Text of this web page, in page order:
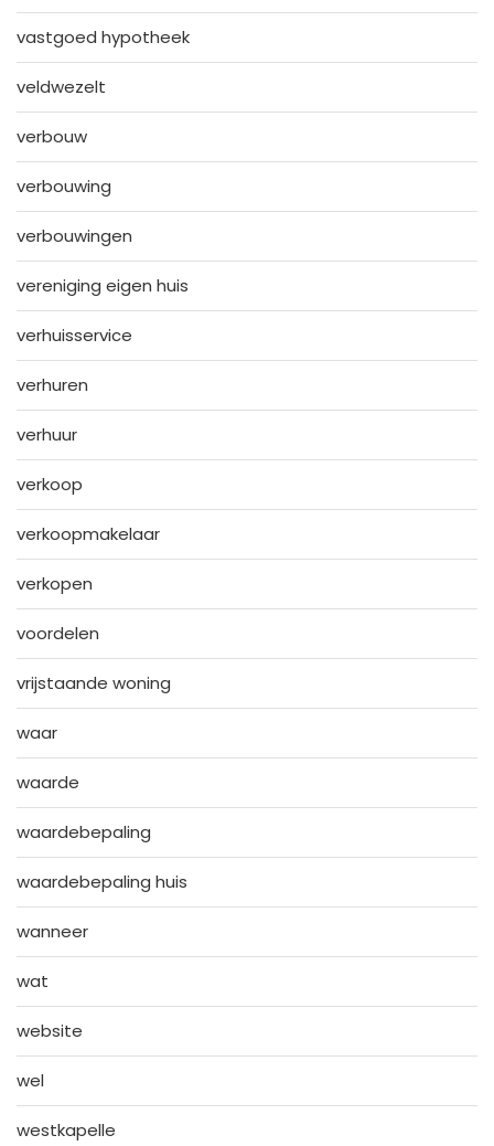
vastgoed hypotheek
veldwezelt
verbouw
verbouwing
verbouwingen
vereniging eigen huis
verhuisservice
verhuren
verhuur
verkoop
verkoopmakelaar
verkopen
voordelen
vrijstaande woning
waar
waarde
waardebepaling
waardebepaling huis
wanneer
wat
website
wel
westkapelle